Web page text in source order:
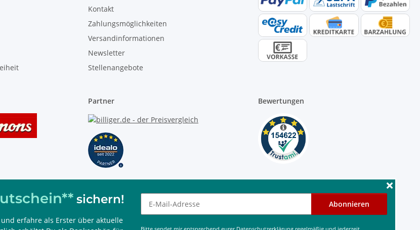
sichern!
erfahre als Erster über aktuelle
Abonnieren
Kontakt
Zahlungsmöglichkeiten
Versandinformationen
Newsletter
Stellenangebote
Partner Bewertungen
im Onlineshop einlösbar und 60 Tage gültig.